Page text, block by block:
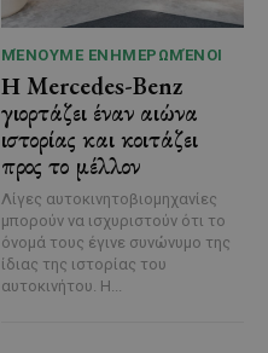
ΜΈΝΟΥΜΕ ΕΝΗΜΕΡΩΜΈΝΟΙ
Η Mercedes-Benz
γιορτάζει έναν αιώνα
ιστορίας και κοιτάζει
προς το μέλλον
Λίγες αυτοκινητοβιομηχανίες
μπορούν να ισχυριστούν ότι το
όνομά τους έγινε συνώνυμο της
ίδιας της ιστορίας του
αυτοκινήτου. Η...